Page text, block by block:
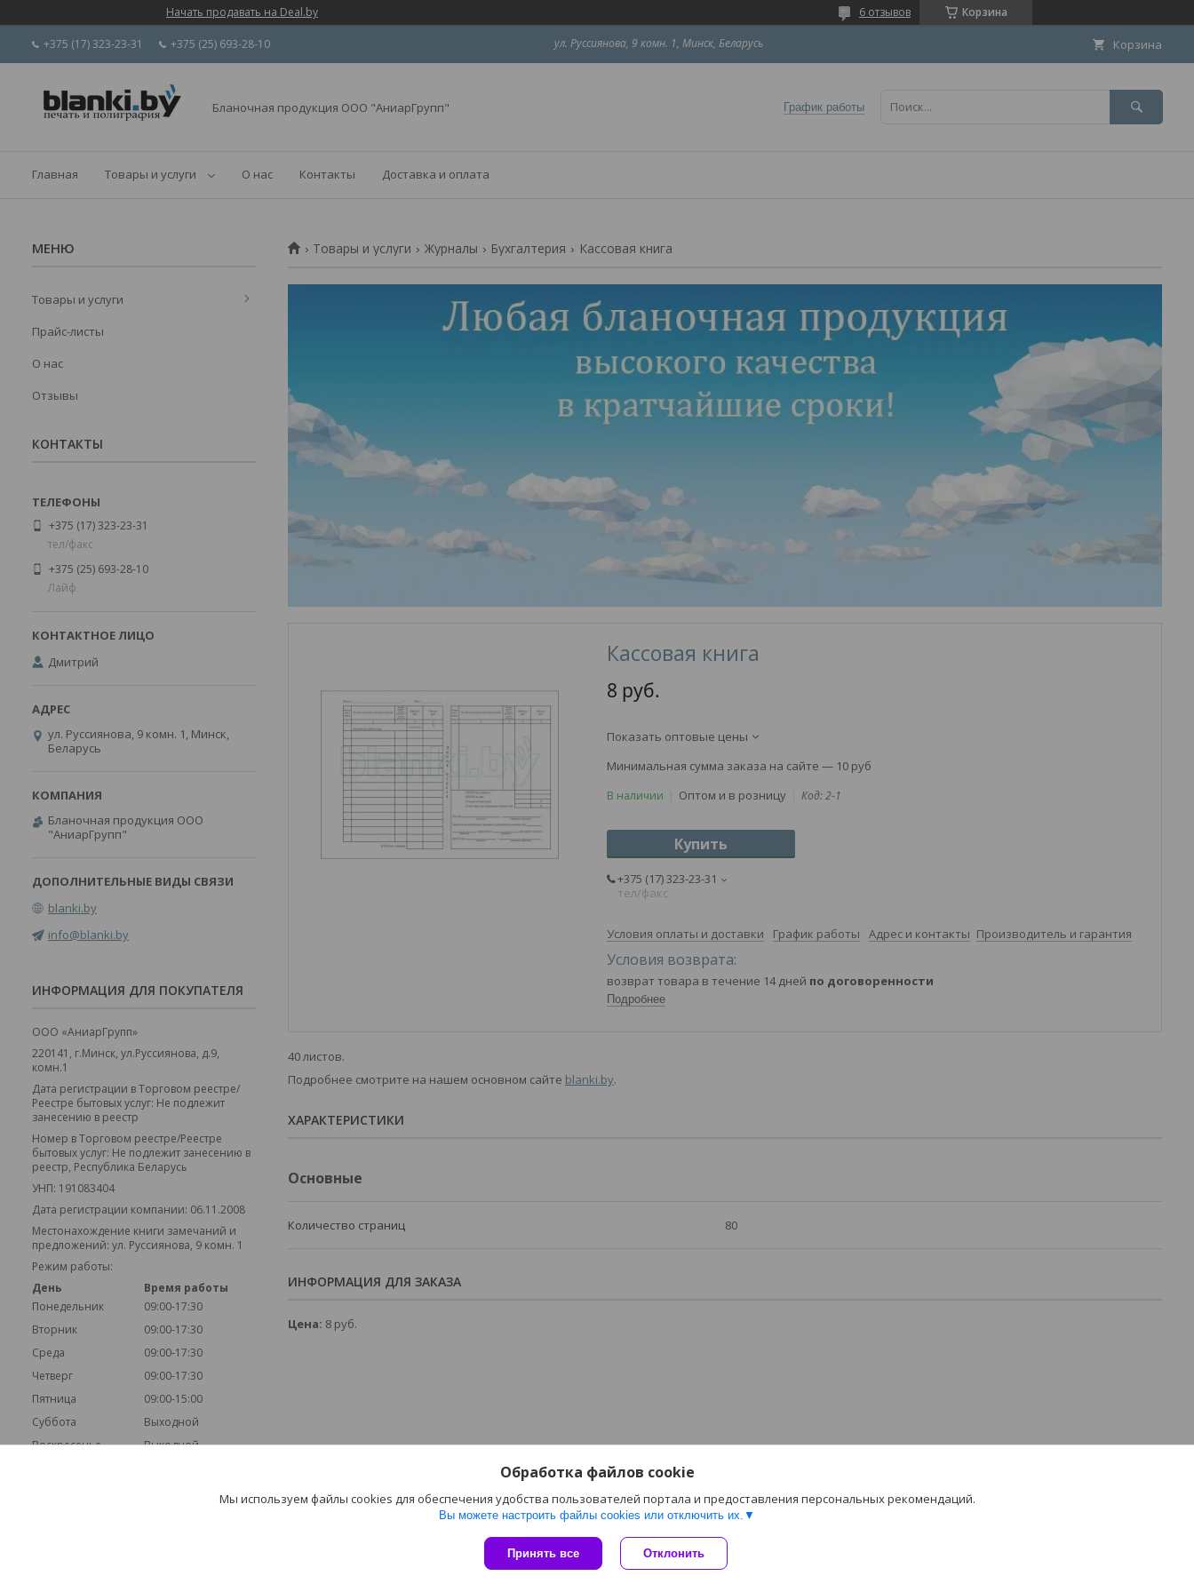
Начать продавать на Deal.by Корзина
6 отзывов
+375 (17) 323-23-31 +375 (25) 693-28-10 ул. Руссиянова, 9 комн. 1, Минск, Беларусь Корзина
Бланочная продукция ООО "АниарГрупп" График работы
Главная Товары и услуги О нас Контакты Доставка и оплата
Товары и услуги Журналы Бухгалтерия Кассовая книга
Кассовая книга
8 руб.
Показать оптовые цены
Минимальная сумма заказа на сайте — 10 руб
В наличии Оптом и в розницу Код:2-1
Купить
+375 (17) 323-23-31
тел/факс
Условия оплаты и доставки График работы Адрес и контакты Производитель и гарантия
возврат товара в течение 14 дней по договоренности
Подробнее
40 листов.
Подробнее смотрите на нашем основном сайте blanki.by.
ХАРАКТЕРИСТИКИ
Основные
Количество страниц 80
ИНФОРМАЦИЯ ДЛЯ ЗАКАЗА
Цена: 8 руб.
Товары и услуги
Прайс-листы
О нас
Отзывы
КОНТАКТЫ
+375 (17) 323-23-31
тел/факс
+375 (25) 693-28-10
Лайф
Дмитрий
ул. Руссиянова, 9 комн. 1, Минск,
Беларусь
Бланочная продукция ООО
"АниарГрупп"
blanki.by
info@blanki.by
ИНФОРМАЦИЯ ДЛЯ ПОКУПАТЕЛЯ
ООО «АниарГрупп»
220141, г.Минск, ул.Руссиянова, д.9,
комн.1
Дата регистрации в Торговом реестре/
Реестре бытовых услуг: Не подлежит
занесению в реестр
Номер в Торговом реестре/Реестре
бытовых услуг: Не подлежит занесению в
реестр, Республика Беларусь
УНП: 191083404
Дата регистрации компании: 06.11.2008
Местонахождение книги замечаний и
предложений: ул. Руссиянова, 9 комн. 1
Режим работы:
День
Время работы
Понедельник
09:00-17:30
Вторник
09:00-17:30
Среда
09:00-17:30
Четверг
09:00-17:30
Пятница
09:00-15:00
Суббота
Выходной
Воскресенье
Выходной
Сайт создан на платформе Deal.by
Политика обработки файлов cookies
Обработка файлов cookie
Мы используем файлы cookies для обеспечения удобства пользователей портала и предоставления персональных рекомендаций.
Вы можете настроить файлы cookies или отключить их.
Принять все Отклонить